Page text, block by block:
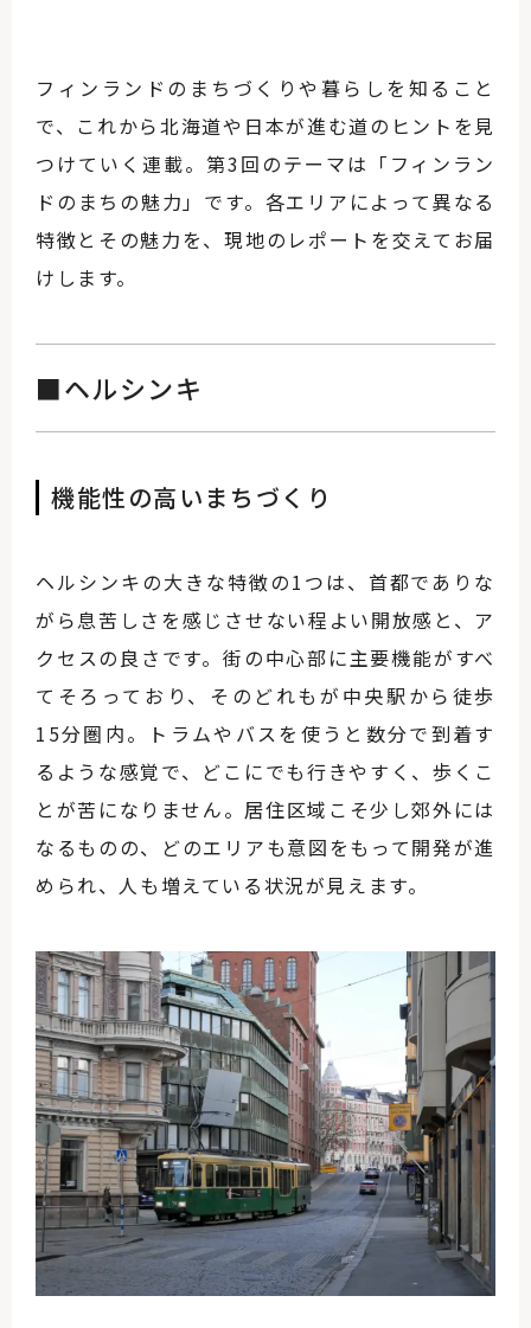
フィンランドのまちづくりや暮らしを知ること
で、これから北海道や日本が進む道のヒントを見
つけていく連載。第3回のテーマは「フィンラン
ドのまちの魅力」です。各エリアによって異なる
特徴とその魅力を、現地のレポートを交えてお届
けします。
■ヘルシンキ
機能性の高いまちづくり
ヘルシンキの大きな特徴の1つは、首都でありな
がら息苦しさを感じさせない程よい開放感と、ア
クセスの良さです。街の中心部に主要機能がすべ
てそろっており、そのどれもが中央駅から徒歩
15分圏内。トラムやバスを使うと数分で到着す
るような感覚で、どこにでも行きやすく、歩くこ
とが苦になりません。居住区域こそ少し郊外には
なるものの、どのエリアも意図をもって開発が進
められ、人も増えている状況が見えます。